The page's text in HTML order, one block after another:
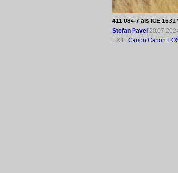
411 084-7 als ICE
Stefan Pavel
EXIF: Canon Canon